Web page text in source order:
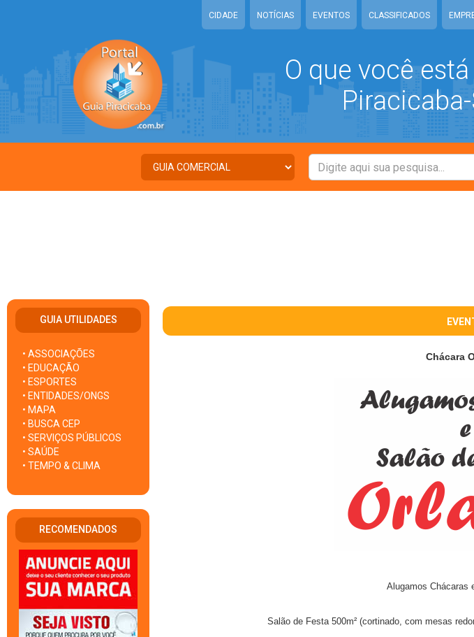
CIDADE NOTÍCIAS EVENTOS CLASSIFICADOS
O que você
GUIA UTILIDADES
• ASSOCIAÇÕES
• EDUCAÇÃO
• ESPORTES
• ENTIDADES/ONGS
• MAPA
• BUSCA CEP
• SERVIÇOS PÚBLICOS
• SAÚDE
• TEMPO & CLIMA
RECOMENDADOS
Chácara
Alugamos Chácaras
Salão de Festa 500m² (cortinado, com mesas